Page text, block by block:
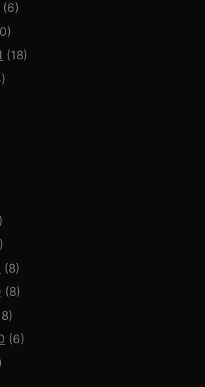
(6)
(18)
(8)
(8)
(6)